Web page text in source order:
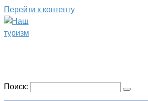
Перейти к контенту
Поиск: